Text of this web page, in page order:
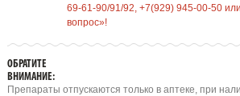
69-61-90/91/92, +7(929) 945-00-50
вопрос»!
ОБРАТИТЕ
ВНИМАНИЕ:
Препараты отпускаются только в аптеке, при